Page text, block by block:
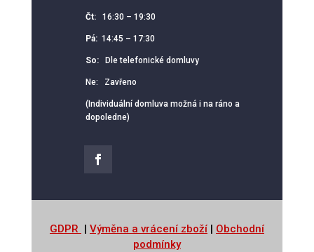
Čt: 16:30 – 19:30
Pá:14:45 – 17:30
So: Dle telefonické domluvy
Ne: Zavřeno
(Individuální domluva možná i na ráno a
dopoledne)
GDPR Výměna a vrácení zboží| Obchodní
podmínky